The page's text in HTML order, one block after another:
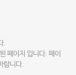
.
페이지 입니다. 페이
랍니다.